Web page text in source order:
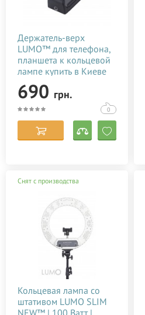
Держатель-верх
LUMO™ для телефона,
планшета к кольцевой
лампе купить в Киеве
(Украине)
690 грн.
0
Снят с производства
Кольцевая лампа со
штативом LUMO SLIM